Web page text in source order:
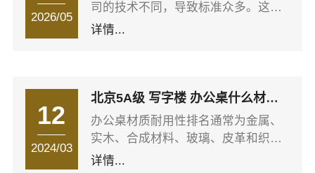
2026/05
司的技术不同，导致标准众多。这些
标准对于业内人士来说很清楚，但对
不同，加工标准也不同。直接结果是
同一个柜子价格可能相差几百元。采
用邯钢、宝钢等一线钢厂板材制作的
柜子，与采用不知名卷板或再生钢制
作的柜子有天壤之别。消费者在购买
详情...
12
2024/03
北京5A级 写字楼 办公桌什么材质
比较耐用
办公桌材质耐用性排名通常为金属、
实木、合成材料、玻璃、皮革和织
物。以下是各种材质的特点： 1、
详情...